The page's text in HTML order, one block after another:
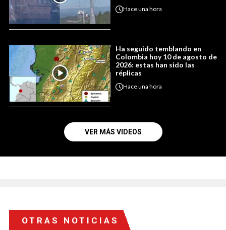
Haceuna hora
Ha seguido temblando en
Colombia hoy 10 de agosto de
2026: estas han sido las
réplicas
Haceuna hora
VER MÁS VIDEOS
OTRAS NOTICIAS